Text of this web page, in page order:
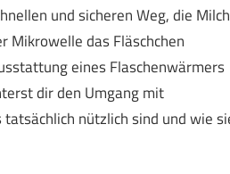
und sicheren Weg, die Milch
Mikrowelle das Fläschchen
eines Flaschenwärmers
dir den Umgang mit
nützlich sind und wie